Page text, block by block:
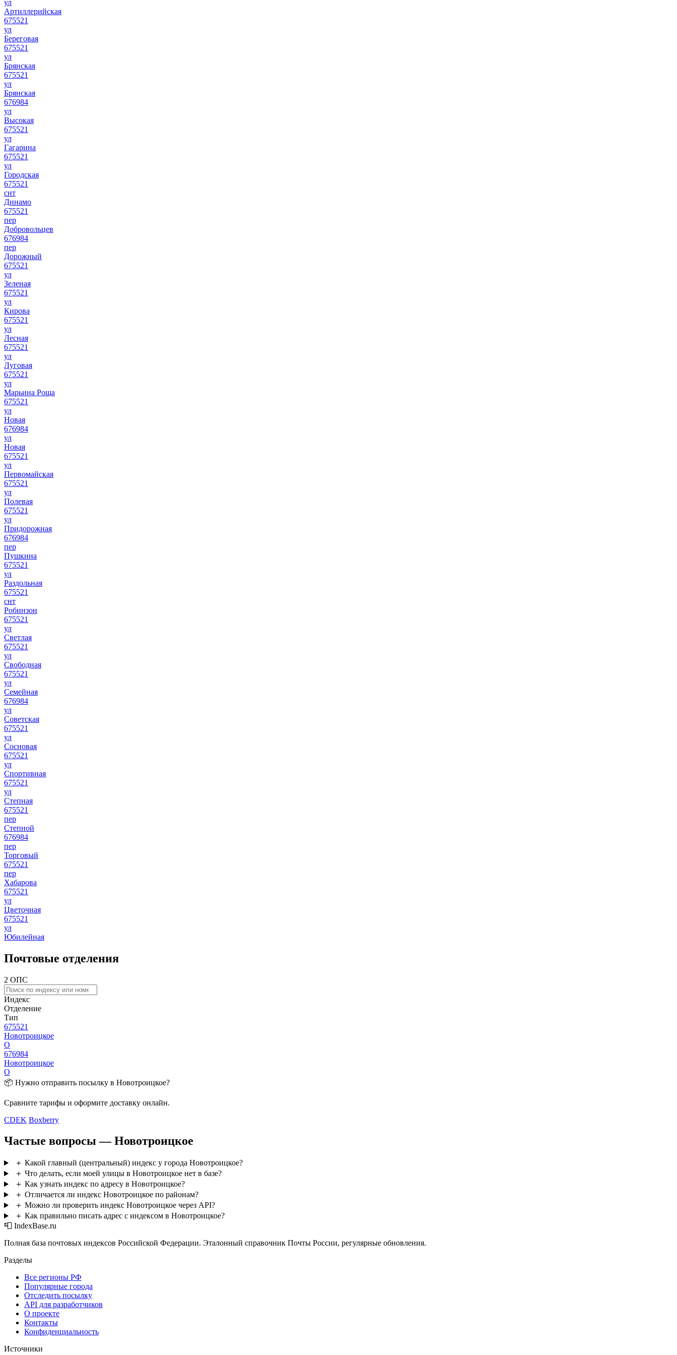
ул
Артиллерийская
675521
ул
Береговая
675521
ул
Брянская
675521
ул
Брянская
676984
ул
Высокая
675521
ул
Гагарина
675521
ул
Городская
675521
снт
Динамо
675521
пер
Добровольцев
676984
пер
Дорожный
675521
ул
Зеленая
675521
ул
Кирова
675521
ул
Лесная
675521
ул
Луговая
675521
ул
Марьина Роща
675521
ул
Новая
676984
ул
Новая
675521
ул
Первомайская
675521
ул
Полевая
675521
ул
Придорожная
676984
пер
Пушкина
675521
ул
Раздольная
675521
снт
Робинзон
675521
ул
Светлая
675521
ул
Свободная
675521
ул
Семейная
676984
ул
Советская
675521
ул
Сосновая
675521
ул
Спортивная
675521
ул
Степная
675521
пер
Степной
676984
пер
Торговый
675521
пер
Хабарова
675521
ул
Цветочная
675521
ул
Юбилейная
Почтовые отделения
2 ОПС
Индекс
Отделение
Тип
675521
Новотроицкое
О
676984
Новотроицкое
О
📦 Нужно отправить посылку в Новотроицкое?
Сравните тарифы и оформите доставку онлайн.
CDEK Boxberry
Частые вопросы — Новотроицкое
＋ Какой главный (центральный) индекс у города Новотроицкое?
＋ Что делать, если моей улицы в Новотроицкое нет в базе?
＋ Как узнать индекс по адресу в Новотроицкое?
＋ Отличается ли индекс Новотроицкое по районам?
＋ Можно ли проверить индекс Новотроицкое через API?
＋ Как правильно писать адрес с индексом в Новотроицкое?
📮 IndexBase.ru
Полная база почтовых индексов Российской Федерации. Эталонный справочник Почты России, регулярные обновления.
Разделы
Все регионы РФ
Популярные города
Отследить посылку
API для разработчиков
О проекте
Контакты
Конфиденциальность
Источники